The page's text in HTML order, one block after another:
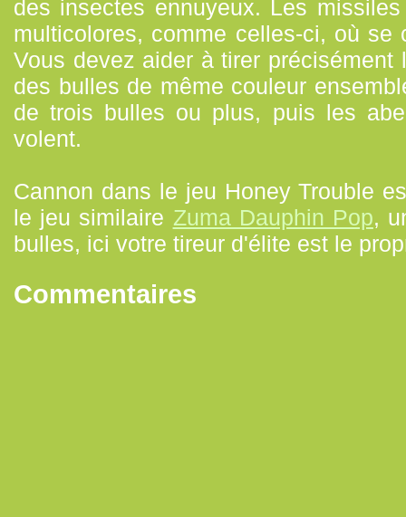
des insectes ennuyeux. Les
multicolores, comme celles-ci, où se
Vous devez aider à tirer
des bulles de même couleur
de trois bulles ou plus, puis les
volent.
Cannon dans le jeu Honey Trouble
le jeu similaire Zuma Dauphin Pop,
bulles, ici votre tireur d'élite est le
Commentaires